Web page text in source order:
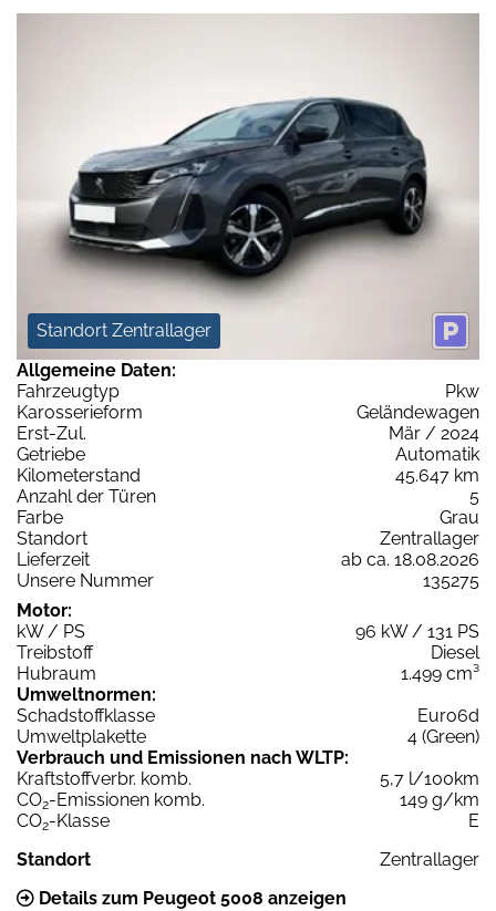
Standort Zentrallager
Allgemeine Daten:
Fahrzeugtyp
Pkw
Karosserieform
Geländewagen
Erst-Zul.
Mär / 2024
Getriebe
Automatik
Kilometerstand
45.647 km
Anzahl der Türen
5
Farbe
Grau
Standort
Zentrallager
Lieferzeit
ab ca. 18.08.2026
Unsere Nummer
135275
Motor:
kW / PS
96 kW / 131 PS
Treibstoff
Diesel
Hubraum
1.499 cm³
Umweltnormen:
Schadstoffklasse
Euro6d
Umweltplakette
4 (Green)
Verbrauch und Emissionen nach WLTP:
Kraftstoffverbr. komb.
5,7 l/100km
CO2-Emissionen komb.
149 g/km
CO2-Klasse
E
Standort
Zentrallager
Details zum Peugeot 5008 anzeigen